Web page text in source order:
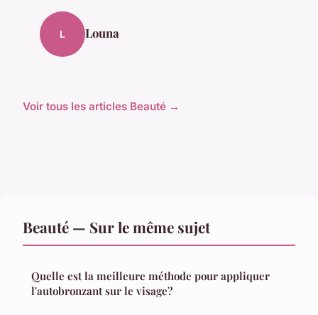
L Louna
Voir tous les articles Beauté →
Beauté — Sur le même sujet
Quelle est la meilleure méthode pour appliquer
l'autobronzant sur le visage?